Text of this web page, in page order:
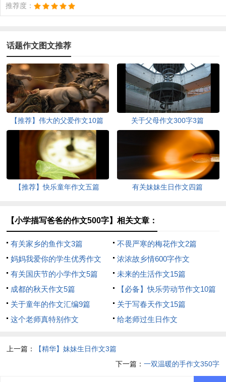
推荐度：
话题作文图文推荐
【推荐】伟大的父爱作文10篇 关于父母作文300字3篇
【推荐】快乐童年作文五篇 有关妹妹生日作文四篇
【小学描写爸爸的作文500字】相关文章：
有关家乡的鱼作文3篇
不畏严寒的梅花作文2篇
妈妈我爱你的学生优秀作文
浓浓故乡情600字作文
有关国庆节的小学作文5篇
未来的生活作文15篇
成都的秋天作文5篇
【必备】快乐劳动节作文10篇
关于童年的作文汇编9篇
关于写春天作文15篇
这个老师真特别作文
给老师过生日作文
上一篇：
【精华】妹妹生日作文3篇
下一篇： 一双温暖的手作文350字